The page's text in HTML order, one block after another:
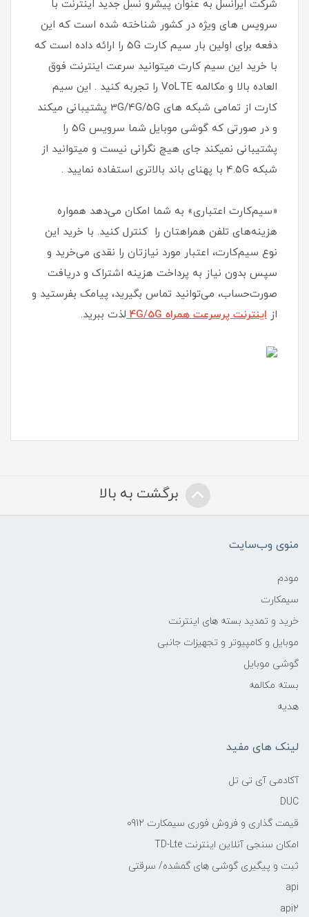
شرکت ایرانسل به عنوان پیشرو نسل جدید اینترنت با
سرویس های ویژه در کشور شناخته شده است که این
دفعه برای اولین بار سیم کارت 5G را ارائه داده است که
با خرید این سیم کارت میتوانید سرعت اینترنت فوق
العاده بالا و مکالمه VoLTE را تجربه کنید . این سیم
کارت از تمامی شبکه های 3G/4G/5G پشتیبانی میکند
و در صورتی که گوشی موبایل شما سرویس 5G را
پشتیبانی نمیکند جای هیچ نگرانی نیست و میتوانید از
شبکه 4.5G با پهنای باند بالاتری استفاده نمایید .
«سیم‌کارت اعتباری» به شما امکان می‌دهد همواره
هزینه‌های تلفن همراهتان را کنترل کنید. با خرید این
نوع سیم‌کارت، اعتبار مورد نیازتان را نقدی می‌خرید و
سپس بدون نیاز به پرداخت هزینه اشتراک و دریافت
صورت‌حساب، می‌توانید تماس بگیرید، پیامک بفرستید و
از اینترنت پرسرعت همراه 4G/5G لذت ببرید.
برگشت به بالا
منوی وب‌سایت
مودم
سیمکارت
خرید و تمدید بسته های اینترنت
موبایل و کامپیوتر و تجهیزات جانبی
گوشی موبایل
بسته مکالمه
هدیه
لینک های مفید
آکادمی آی تی تل
DUC
قیمت گذاری و فروش فوری سیمکارت 0912
امکان سنجی آنلاین اینترنت TD-Lte
ثبت و پیگیری گوشی های گمشده/ سرقتی
api
api2